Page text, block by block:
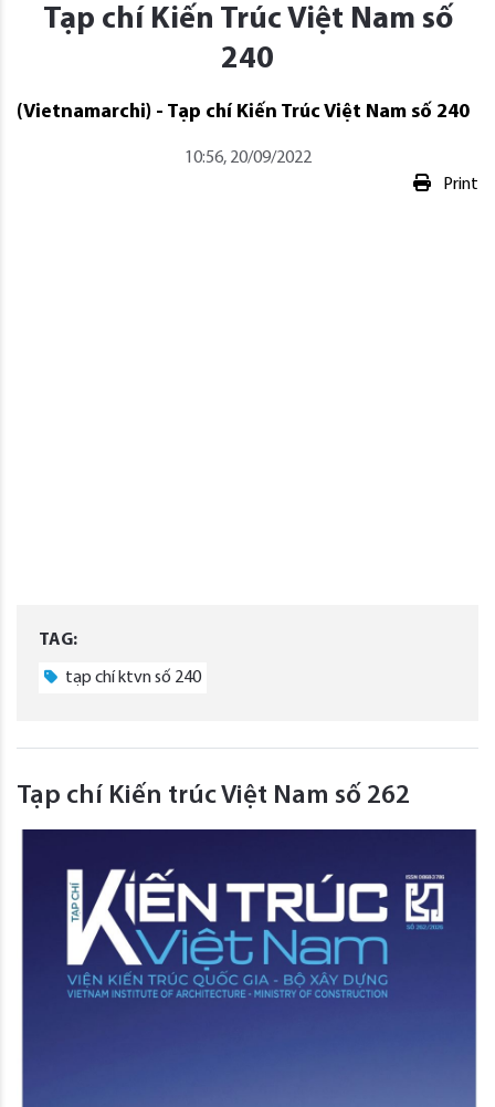
Tạp chí Kiến Trúc Việt Nam số
240
(Vietnamarchi) - Tạp chí Kiến Trúc Việt Nam số 240
10:56, 20/09/2022
Print
TAG:
tạp chí ktvn số 240
Tạp chí Kiến trúc Việt Nam số 262